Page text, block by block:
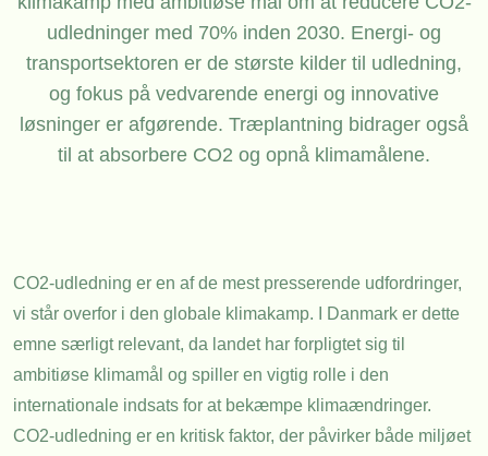
udledninger med 70% inden 2030. Energi- og
transportsektoren er de største kilder til udledning,
og fokus på vedvarende energi og innovative
løsninger er afgørende. Træplantning bidrager også
til at absorbere CO2 og opnå klimamålene.
CO2-udledning er en af de mest presserende udfordringer,
vi står overfor i den globale klimakamp. I Danmark er dette
emne særligt relevant, da landet har forpligtet sig til
ambitiøse klimamål og spiller en vigtig rolle i den
internationale indsats for at bekæmpe klimaændringer.
CO2-udledning er en kritisk faktor, der påvirker både miljøet